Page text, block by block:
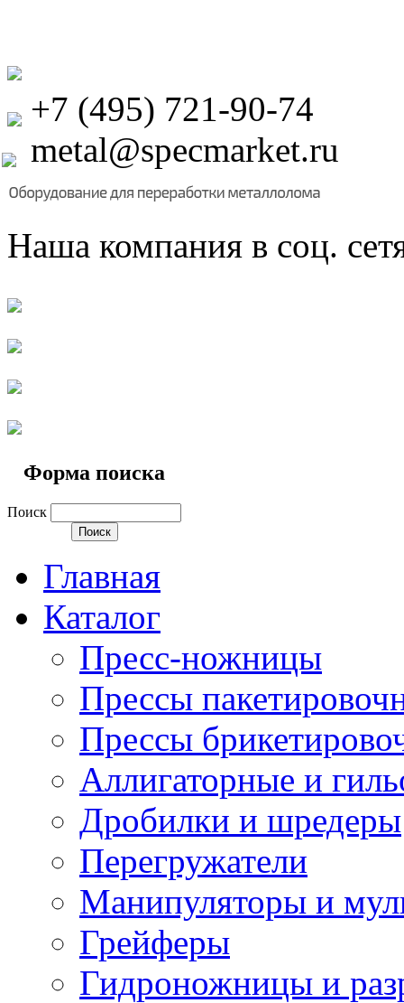
+7 (495) 721-90-74
metal@specmarket.ru
Наша компания в соц.
Форма поиска
Поиск
Главная
Каталог
Пресс-ножницы
Прессы
Прессы
Аллигаторные и
Дробилки и шредеры
Перегружатели
Манипуляторы и
Грейферы
Гидроножницы и